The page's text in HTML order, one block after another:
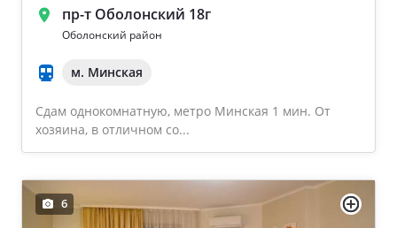
пр-т Оболонский 18г
Оболонский район
м. Минская
Сдам однокомнатную, метро Минская 1 мин. От
хозяина, в отличном со...
6